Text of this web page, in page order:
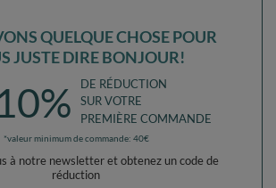
QUELQUE CHOSE POUR
JUSTE DIRE BONJOUR!
DE RÉDUCTION
SUR VOTRE
PREMIÈRE COMMANDE
*valeur minimum de commande: 40€
à notre newsletter et obtenez un code de
réduction